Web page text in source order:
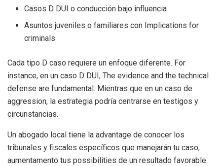
Casos D DUI o conducción bajo influencia
Asuntos juveniles o familiares con Implications for
criminals
Cada tipo D caso requiere un enfoque diferente. For
instance, en un caso D DUI, The evidence and the technical
defense are fundamental. Mientras que en un caso de
aggression, la estrategia podría centrarse en testigos y
circunstancias.
Un abogado local tiene la advantage de conocer los
tribunales y fiscales específicos que manejarán tu caso,
aumentamento tus possibilities de un resultado favorable.